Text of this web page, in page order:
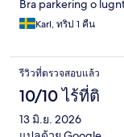
Bra parkering o
Karl, ทริป 1 คืน
รีวิวที่ตรวจสอบแล้ว
10/10 ไร้ที่ติ
13 มิ.ย. 2026